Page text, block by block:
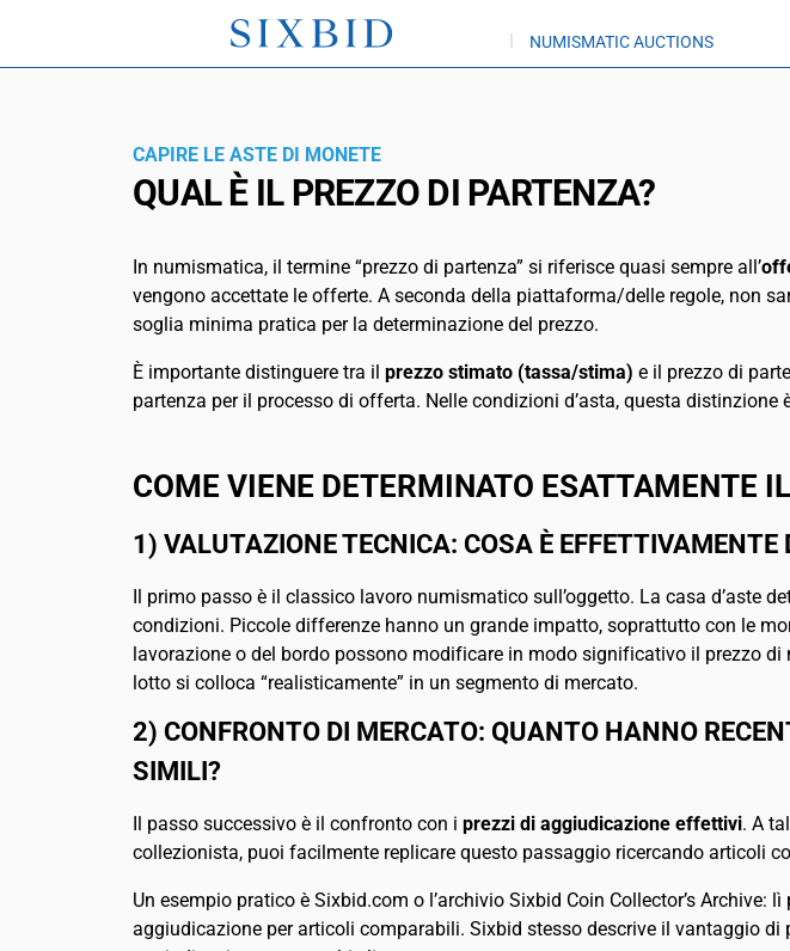
NUMISMATIC AUCTIONS
CAPIRE LE ASTE DI MONETE
QUAL È IL PREZZO DI PARTENZA?
In numismatica, il termine “prezzo di partenza” si riferisce quasi sempre all’
vengono accettate le offerte. A seconda della piattaforma/delle regole, non
soglia minima pratica per la determinazione del prezzo.
È importante distinguere tra il prezzo stimato (tassa/stima) e il prezzo di
partenza per il processo di offerta. Nelle condizioni d’asta, questa
COME VIENE DETERMINATO ESATTAMENTE
1) VALUTAZIONE TECNICA: COSA È EFFETTIVAMENTE
Il primo passo è il classico lavoro numismatico sull’oggetto. La casa d’aste
condizioni. Piccole differenze hanno un grande impatto, soprattutto con le
lavorazione o del bordo possono modificare in modo significativo il prezzo
lotto si colloca “realisticamente” in un segmento di mercato.
2) CONFRONTO DI MERCATO: QUANTO HANNO
SIMILI?
Il passo successivo è il confronto con i prezzi di aggiudicazione effettivi. A
collezionista, puoi facilmente replicare questo passaggio ricercando articoli
Un esempio pratico è Sixbid.com o l’archivio Sixbid Coin Collector’s
aggiudicazione per articoli comparabili. Sixbid stesso descrive il vantaggio